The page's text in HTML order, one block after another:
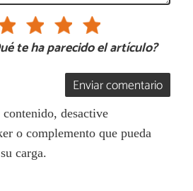
te ha parecido el artículo?
Enviar comentario
desactive
o complemento que pueda
carga.